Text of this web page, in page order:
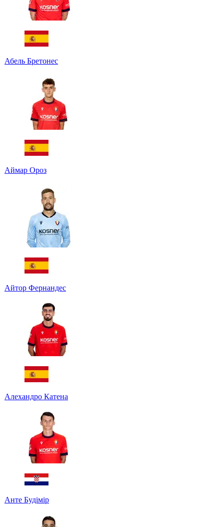
Абель Бретонес
Аймар Ороз
Айтор Фернандес
Алехандро Катена
Анте Будімір